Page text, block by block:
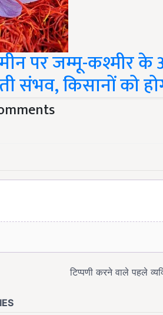
पर जम्मू-कश्मीर के
संभव, किसानों को